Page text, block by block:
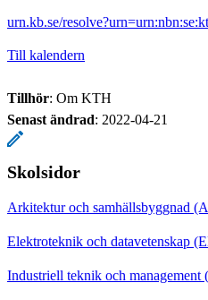
urn.kb.se/
Till kalendern
Tillhör: Om KTH
Senast ändrad: 2022-04-21
Skolsidor
Arkitektur och samhällsbyggnad
Elektroteknik och datavetenskap
Industriell teknik och management